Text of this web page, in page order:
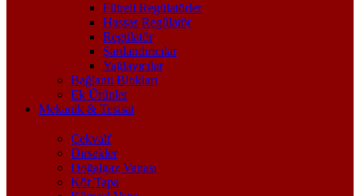
Filtreli Regülatörler
Hassas Regülatör
Regülatör
Şartlandırıcılar
Yağlayıcılar
Bağlantı Blokları
Ek Ürünler
Mekanik & Tesisat
Çekvalf
Dirsekler
Doğalgaz Vanası
Kör Tapa